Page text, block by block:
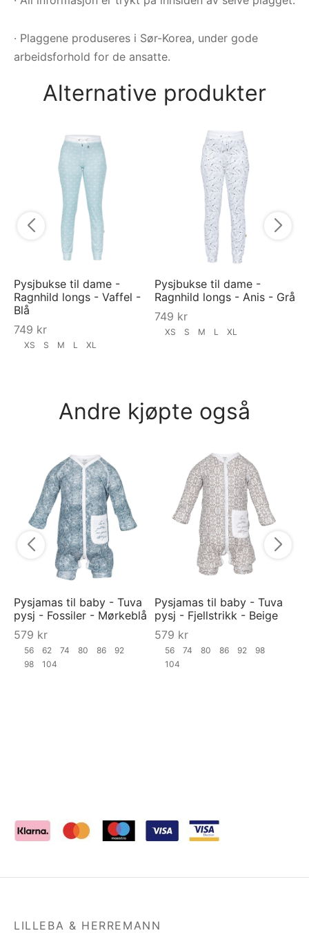
· Plaggene produseres i Sør-Korea, under gode
arbeidsforhold for de ansatte.
Alternative produkter
Pysjbukse til dame -
Ragnhild longs - Vaffel -
Blå
749 kr
XS S M L XL
Pysjbukse til dame -
Ragnhild longs - Anis - Grå
749 kr
XS S M L XL
Andre kjøpte også
Pysjamas til baby - Tuva
pysj - Fossiler - Mørkeblå
579 kr
56 62 74 80 86
92
98
104
Pysjamas til baby - Tuva
pysj - Fjellstrikk - Beige
579 kr
56 74 80 86 92
98
104
LILLEBA & HERREMANN